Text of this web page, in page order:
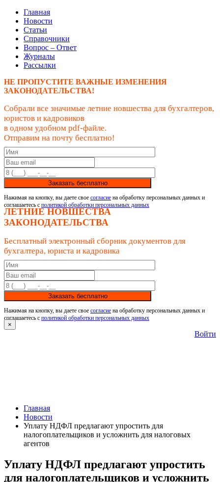
Главная
Новости
Статьи
Справочники
Вопрос – Ответ
Журналы
Рассылки
НЕ ПРОПУСТИТЕ ВАЖНЫЕ ИЗМЕНЕНИЯ
ЗАКОНОДАТЕЛЬСТВА!
Собрали все значимые летние новшества для бухгалтеров,
юристов и кадровиков
в одном удобном pdf-файле.
Отправим на почту бесплатно!
Заказать бесплатно
Нажимая на кнопку, вы даете свое согласие на обработку персональных данных и
соглашаетесь с политикой обработки персональных данных
ЛЕТНИЕ НОВШЕСТВА
ЗАКОНОДАТЕЛЬСТВА
Бесплатный электронный сборник документов для
бухгалтера, юриста и кадровика
Заказать бесплатно
Нажимая на кнопку, вы даете свое согласие на обработку персональных данных и
соглашаетесь с политикой обработки персональных данных
×
Войти
Главная
Новости
Уплату НДФЛ предлагают упростить для
налогоплательщиков и усложнить для налоговых
агентов
Уплату НДФЛ предлагают упростить
для налогоплательщиков и усложнить